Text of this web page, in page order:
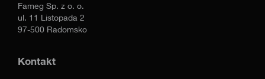
Fameg Sp. z o. o.
ul. 11 Listopada 2
97-500 Radomsko
Kontakt